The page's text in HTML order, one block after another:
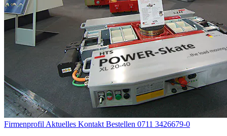
Firmenprofil Aktuelles Kontakt Bestellen 0711 3426679-0